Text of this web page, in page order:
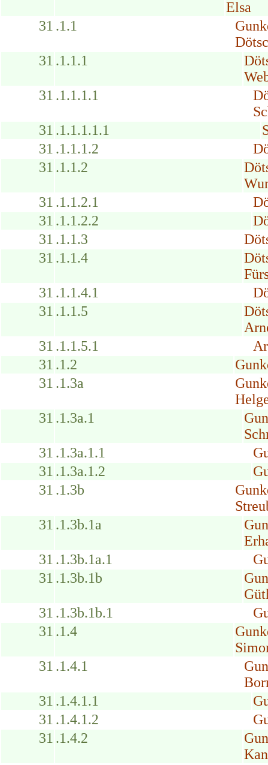
Elsa
31 .1.1
31 .1.1.1
31 .1.1.1.1
31 .1.1.1.1.1
31 .1.1.1.2
31 .1.1.2
31 .1.1.2.1
31 .1.1.2.2
31 .1.1.3
31 .1.1.4
31 .1.1.4.1
31 .1.1.5
31 .1.1.5.1
31 .1.2
31 .1.3a
31 .1.3a.1
31 .1.3a.1.1
31 .1.3a.1.2
31 .1.3b
31 .1.3b.1a
31 .1.3b.1a.1
31 .1.3b.1b
31 .1.3b.1b.1
31 .1.4
31 .1.4.1
31 .1.4.1.1
31 .1.4.1.2
31 .1.4.2